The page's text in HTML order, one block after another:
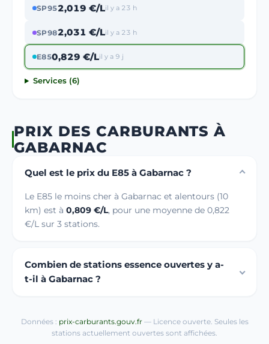
SP952,019 €/Lil y a 23 h
SP982,031 €/Lil y a 23 h
E850,829 €/Lil y a 9 j
Services (6)
PRIX DES CARBURANTS À
GABARNAC
Quel est le prix du E85 à Gabarnac ?
Le E85 le moins cher à Gabarnac et alentours (10
km) est à 0,809 €/L, pour une moyenne de 0,822
€/L sur 3 stations.
Combien de stations essence ouvertes y a-
t-il à Gabarnac ?
Données : prix-carburants.gouv.fr— Licence ouverte. Seules les
stations actuellement ouvertes sont affichées.